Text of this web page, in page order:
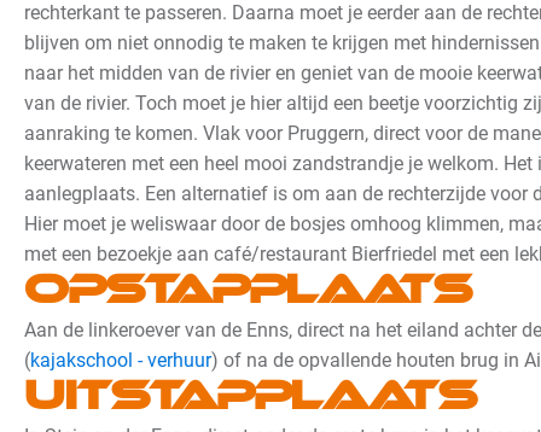
rechterkant te passeren. Daarna moet je eerder aan de
blijven om niet onnodig te maken te krijgen met
naar het midden van de rivier en geniet van de mooie
van de rivier. Toch moet je hier altijd een beetje voorzichtig
aanraking te komen. Vlak voor Pruggern, direct voor de
keerwateren met een heel mooi zandstrandje je welkom. Het
aanlegplaats. Een alternatief is om aan de rechterzijde voor
Hier moet je weliswaar door de bosjes omhoog klimmen,
met een bezoekje aan café/restaurant Bierfriedel met een
Opstapplaats
Aan de linkeroever van de Enns, direct na het eiland achter
(kajakschool - verhuur) of na de opvallende houten brug in
Uitstapplaats